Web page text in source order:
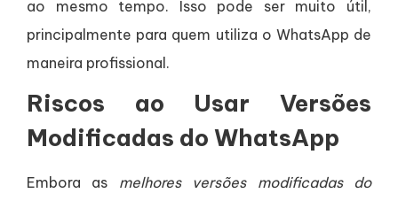
ao mesmo tempo. Isso pode ser muito útil,
principalmente para quem utiliza o WhatsApp de
maneira profissional.
Riscos ao Usar Versões
Modificadas do WhatsApp
Embora as melhores versões modificadas do